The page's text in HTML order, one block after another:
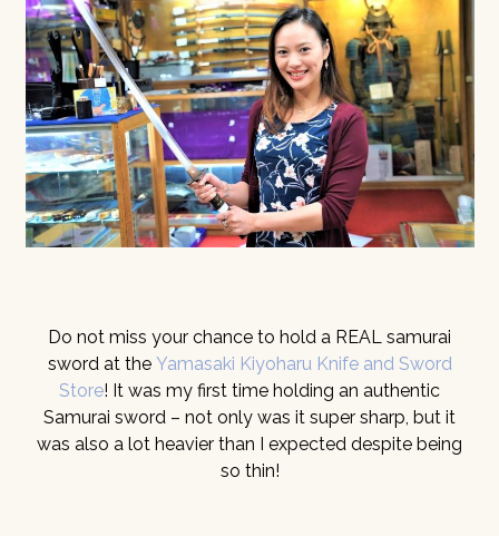
Do not miss your chance to hold a REAL samurai
sword at the Yamasaki Kiyoharu Knife and Sword
Store! It was my first time holding an authentic
Samurai sword – not only was it super sharp, but it
was also a lot heavier than I expected despite being
so thin!